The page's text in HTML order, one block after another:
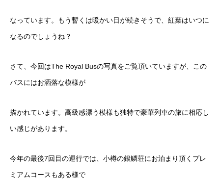
なっています。もう暫くは暖かい日が続きそうで、紅葉はいつに
なるのでしょうね？
さて、今回はThe Royal Busの写真をご覧頂いていますが、この
バスにはお洒落な模様が
描かれています。高級感漂う模様も独特で豪華列車の旅に相応し
い感じがあります。
今年の最後7回目の運行では、小樽の銀鱗荘にお泊まり頂くプレ
ミアムコースもある様で